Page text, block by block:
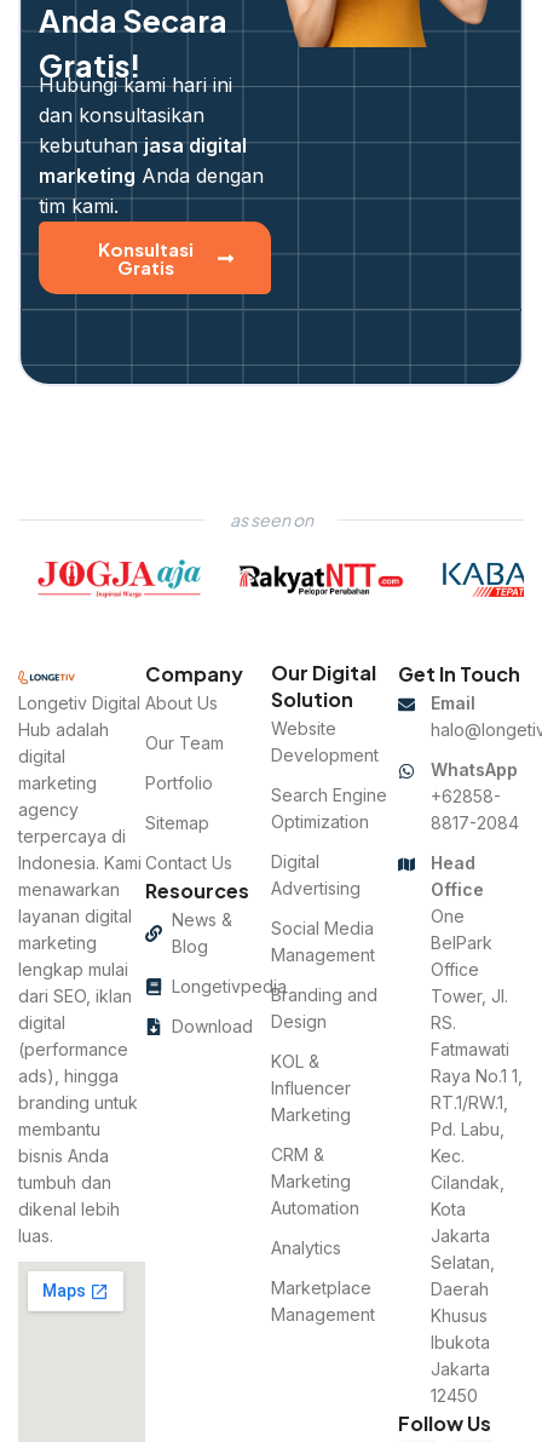
Anda Secara
Gratis!
Hubungi kami hari ini
dan konsultasikan
kebutuhanjasa digital
marketing Anda dengan
tim kami.
Konsultasi
Gratis
as seen on
Longetiv Digital
Hub adalah
digital
marketing
agency
terpercaya di
Indonesia. Kami
menawarkan
layanan digital
marketing
lengkap mulai
dari SEO, iklan
digital
(performance
ads), hingga
branding untuk
membantu
bisnis Anda
tumbuh dan
dikenal lebih
luas.
Company
About Us
Our Team
Portfolio
Sitemap
Contact Us
Resources
News &
Blog
Longetivpedia
Download
Our Digital
Solution
Website
Development
Search Engine
Optimization
Digital
Advertising
Social Media
Management
Branding and
Design
KOL &
Influencer
Marketing
CRM &
Marketing
Automation
Analytics
Marketplace
Management
Get In Touch
Email
WhatsApp
+62858-
8817-2084
Head
Office
One
BelPark
Office
Tower, Jl.
RS.
Fatmawati
Raya No.1 1,
RT.1/RW.1,
Pd. Labu,
Kec.
Cilandak,
Kota
Jakarta
Selatan,
Daerah
Khusus
Ibukota
Jakarta
12450
Follow Us